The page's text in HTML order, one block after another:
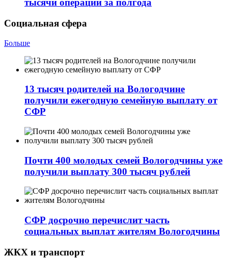
тыcячи операций за полгода
Социальная сфера
Больше
13 тысяч родителей на Вологодчине
получили ежегодную семейную выплату от
СФР
Почти 400 молодых семей Вологодчины уже
получили выплату 300 тысяч рублей
СФР досрочно перечислит часть
социальных выплат жителям Вологодчины
ЖКХ и транспорт